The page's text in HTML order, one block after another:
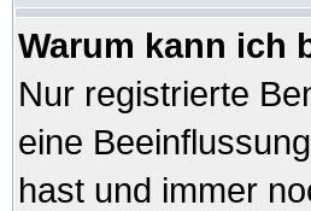
Warum kann ich
Nur registrierte
eine
hast und immer